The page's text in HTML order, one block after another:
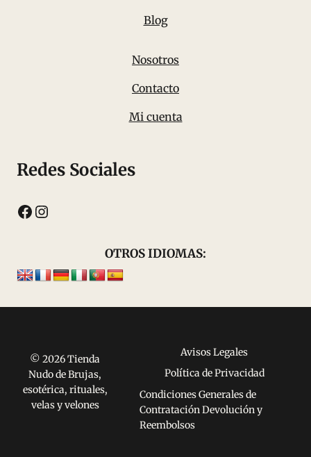
Blog
Nosotros
Contacto
Mi cuenta
Redes Sociales
Facebook
Instagram
OTROS IDIOMAS:
© 2026 Tienda
Nudo de Brujas,
esotérica, rituales,
velas y velones
Avisos Legales
Política de Privacidad
Condiciones Generales de
Contratación Devolución y
Reembolsos